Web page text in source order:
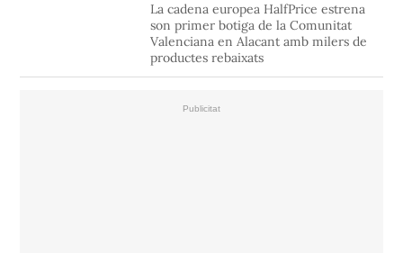
La cadena europea HalfPrice estrena
son primer botiga de la Comunitat
Valenciana en Alacant amb milers de
productes rebaixats